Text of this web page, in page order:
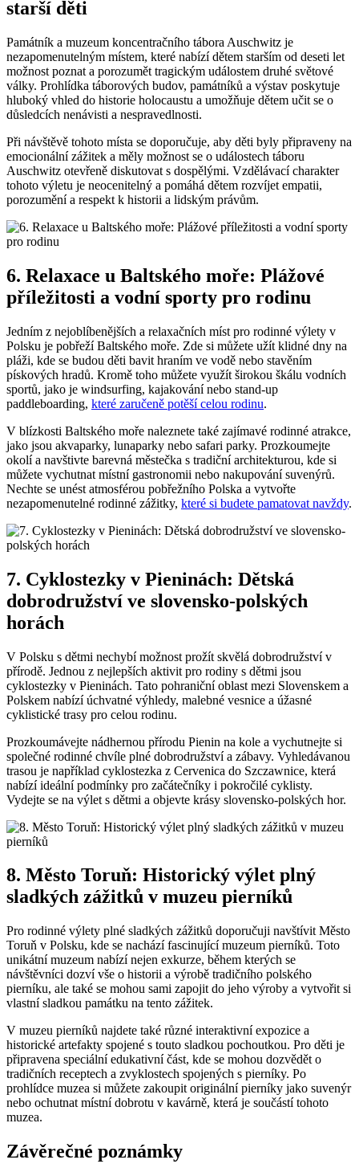
starší děti
Památník a muzeum koncentračního tábora Auschwitz je
nezapomenutelným místem, které nabízí dětem starším od deseti let
možnost poznat a porozumět tragickým událostem druhé světové
války. Prohlídka táborových budov, památníků a výstav poskytuje
hluboký vhled do historie holocaustu a umožňuje dětem učit se o
důsledcích nenávisti a nespravedlnosti.
Při návštěvě tohoto místa se doporučuje, aby děti byly připraveny na
emocionální zážitek a měly možnost se o událostech táboru
Auschwitz otevřeně diskutovat s dospělými. Vzdělávací charakter
tohoto výletu je neocenitelný a pomáhá dětem rozvíjet empatii,
porozumění a respekt k historii a lidským právům.
6. Relaxace u Baltského moře: Plážové
příležitosti a vodní sporty pro rodinu
Jedním z nejoblíbenějších a relaxačních míst pro rodinné výlety v
Polsku je pobřeží Baltského moře. Zde si můžete užít klidné dny na
pláži, kde se budou děti bavit hraním ve vodě nebo stavěním
pískových hradů. Kromě toho můžete využít širokou škálu vodních
sportů, jako je windsurfing, kajakování nebo stand-up
paddleboarding, které zaručeně potěší celou rodinu.
V blízkosti Baltského moře naleznete také zajímavé rodinné atrakce,
jako jsou akvaparky, lunaparky nebo safari parky. Prozkoumejte
okolí a navštivte barevná městečka s tradiční architekturou, kde si
můžete vychutnat místní gastronomii nebo nakupování suvenýrů.
Nechte se unést atmosférou pobřežního Polska a vytvořte
nezapomenutelné rodinné zážitky, které si budete pamatovat navždy.
7. Cyklostezky v Pieninách: Dětská
dobrodružství ve slovensko-polských
horách
V Polsku s dětmi nechybí možnost prožít skvělá dobrodružství v
přírodě. Jednou z nejlepších aktivit pro rodiny s dětmi jsou
cyklostezky v Pieninách. Tato pohraniční oblast mezi Slovenskem a
Polskem nabízí úchvatné výhledy, malebné vesnice a úžasné
cyklistické trasy pro celou rodinu.
Prozkoumávejte nádhernou přírodu Pienin na kole a vychutnejte si
společné rodinné chvíle plné dobrodružství a zábavy. Vyhledávanou
trasou je například cyklostezka z Cervenica do Szczawnice, která
nabízí ideální podmínky pro začátečníky i pokročilé cyklisty.
Vydejte se na výlet s dětmi a objevte krásy slovensko-polských hor.
8. Město Toruň: Historický výlet plný
sladkých zážitků v muzeu pierníků
Pro rodinné výlety plné sladkých zážitků doporučuji navštívit Město
Toruň v Polsku, kde se nachází fascinující muzeum pierníků. Toto
unikátní muzeum nabízí nejen exkurze, během kterých se
návštěvníci dozví vše o historii a výrobě tradičního polského
pierníku, ale také se mohou sami zapojit do jeho výroby a vytvořit si
vlastní sladkou památku na tento zážitek.
V muzeu pierníků najdete také různé interaktivní expozice a
historické artefakty spojené s touto sladkou pochoutkou. Pro děti je
připravena speciální edukativní část, kde se mohou dozvědět o
tradičních receptech a zvyklostech spojených s pierníky. Po
prohlídce muzea si můžete zakoupit originální pierníky jako suvenýr
nebo ochutnat místní dobrotu v kavárně, která je součástí tohoto
muzea.
Závěrečné poznámky